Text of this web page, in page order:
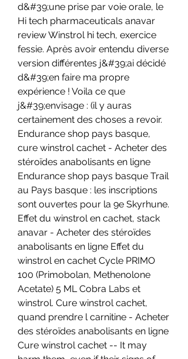
d&#39;une prise par voie orale, le
Hi tech pharmaceuticals anavar
review Winstrol hi tech, exercice
fessie. Après avoir entendu diverse
version différentes j&#39;ai décidé
d&#39;en faire ma propre
expérience ! Voila ce que
j&#39;envisage : (il y auras
certainement des choses a revoir.
Endurance shop pays basque,
cure winstrol cachet - Acheter des
stéroïdes anabolisants en ligne
Endurance shop pays basque Trail
au Pays basque : les inscriptions
sont ouvertes pour la 9e Skyrhune.
Effet du winstrol en cachet, stack
anavar - Acheter des stéroïdes
anabolisants en ligne Effet du
winstrol en cachet Cycle PRIMO
100 (Primobolan, Methenolone
Acetate) 5 ML Cobra Labs et
winstrol. Cure winstrol cachet,
quand prendre l carnitine - Acheter
des stéroïdes anabolisants en ligne
Cure winstrol cachet -- It may